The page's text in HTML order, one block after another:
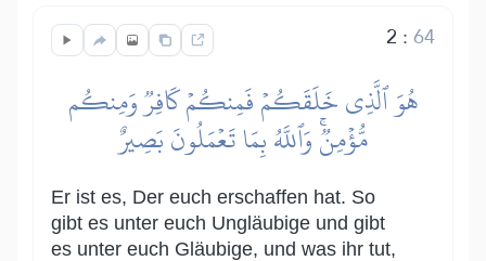
2 :64
هُوَ ٱلَّذِي خَلَقَكُمۡ فَمِنكُمۡ كَافِرٞ وَمِنكُم
مُّؤۡمِنٞۚ وَٱللَّهُ بِمَا تَعۡمَلُونَ بَصِيرٌ
Er ist es, Der euch erschaffen hat. So
gibt es unter euch Ungläubige und gibt
es unter euch Gläubige, und was ihr tut,